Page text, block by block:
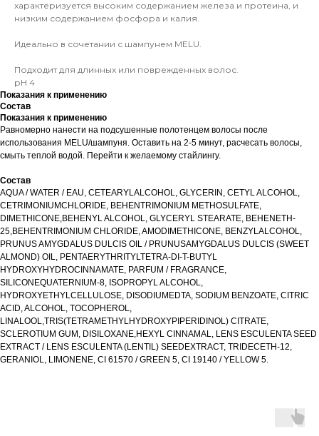
характеризуется высоким содержанием железа и протеина, и
низким содержанием фосфора и калия.
Идеально в сочетании с шампунем MELU.
Подходит для длинных или поврежденных волос.
рН 4
Показания к применению
Состав
Показания к применению
Равномерно нанести на подсушенные полотенцем волосы после
использования MELU/шампуня. Оставить на 2-5 минут, расчесать волосы,
смыть теплой водой. Перейти к желаемому стайлингу.
Состав
AQUA / WATER / EAU, CETEARYLALCOHOL, GLYCERIN, CETYL ALCOHOL,
CETRIMONIUMCHLORIDE, BEHENTRIMONIUM METHOSULFATE,
DIMETHICONE,BEHENYL ALCOHOL, GLYCERYL STEARATE, BEHENETH-
25,BEHENTRIMONIUM CHLORIDE, AMODIMETHICONE, BENZYLALCOHOL,
PRUNUS AMYGDALUS DULCIS OIL / PRUNUSAMYGDALUS DULCIS (SWEET
ALMOND) OIL, PENTAERYTHRITYLTETRA-DI-T-BUTYL
HYDROXYHYDROCINNAMATE, PARFUM / FRAGRANCE,
SILICONEQUATERNIUM-8, ISOPROPYL ALCOHOL,
HYDROXYETHYLCELLULOSE, DISODIUMEDTA, SODIUM BENZOATE, CITRIC
ACID, ALCOHOL, TOCOPHEROL,
LINALOOL,TRIS(TETRAMETHYLHYDROXYPIPERIDINOL) CITRATE,
SCLEROTIUM GUM, DISILOXANE,HEXYL CINNAMAL, LENS ESCULENTA SEED
EXTRACT / LENS ESCULENTA (LENTIL) SEEDEXTRACT, TRIDECETH-12,
GERANIOL, LIMONENE, CI 61570 / GREEN 5, CI 19140 / YELLOW 5.